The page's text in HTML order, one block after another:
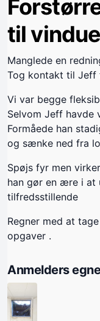
til vindue
Manglede en
Tog kontakt til Jeff
Vi var begge
Selvom Jeff havde
Formåede han
og sænke ned fra
Spøjs fyr men
han gør en ære i at
tilfredsstillende
Regner med at
opgaver .
Anmelders